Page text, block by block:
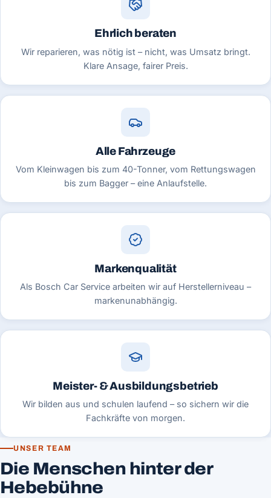
Ehrlich beraten
Wir reparieren, was nötig ist – nicht, was Umsatz bringt.
Klare Ansage, fairer Preis.
Alle Fahrzeuge
Vom Kleinwagen bis zum 40-Tonner, vom Rettungswagen
bis zum Bagger – eine Anlaufstelle.
Markenqualität
Als Bosch Car Service arbeiten wir auf Herstellerniveau –
markenunabhängig.
Meister- & Ausbildungsbetrieb
Wir bilden aus und schulen laufend – so sichern wir die
Fachkräfte von morgen.
UNSER TEAM
Die Menschen hinter der
Hebebühne